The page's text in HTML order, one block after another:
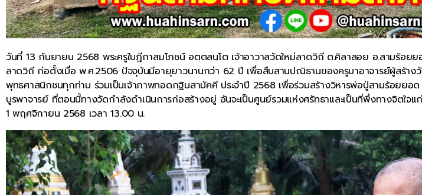
วันที่ 13 กันยายน 2568 พระครูใบฎีกาสมโภชน์ อตฺตสนฺโต เจ้าอาวาสวัดใหม่ลาดวิถี ต.ศิลาลอย อ.สามร้อยย
ลาดวิถี ก่อตั้งเมื่อ พ.ศ.2506 ปัจจุบันมีอายุยาวนานกว่า 62 ปี เพื่อสืบสานปณิธานของครูบาอาจารย์ผู้สร้าง
พุทธศาสนิกชนทุกท่าน ร่วมเป็นเจ้าภาพทอดกฐินสามัคคี ประจำปี 2568 เพื่อร่วมสร้างวิหารพ่อปู่สามร้อยยอด
บูรพาจารย์ ที่ตอนนี้ทางวัดกำลังดำเนินการก่อสร้างอยู่ อันจะเป็นศูนย์รวมแห่งศรัทธาและเป็นที่พึ่งทางจิตใจแ
1 พฤศจิกายน 2568 เวลา 13.00 น.